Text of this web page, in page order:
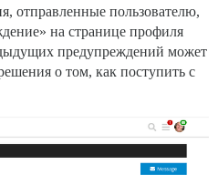
отправленные пользователю,
на странице профиля
предупреждений может
о том, как поступить с